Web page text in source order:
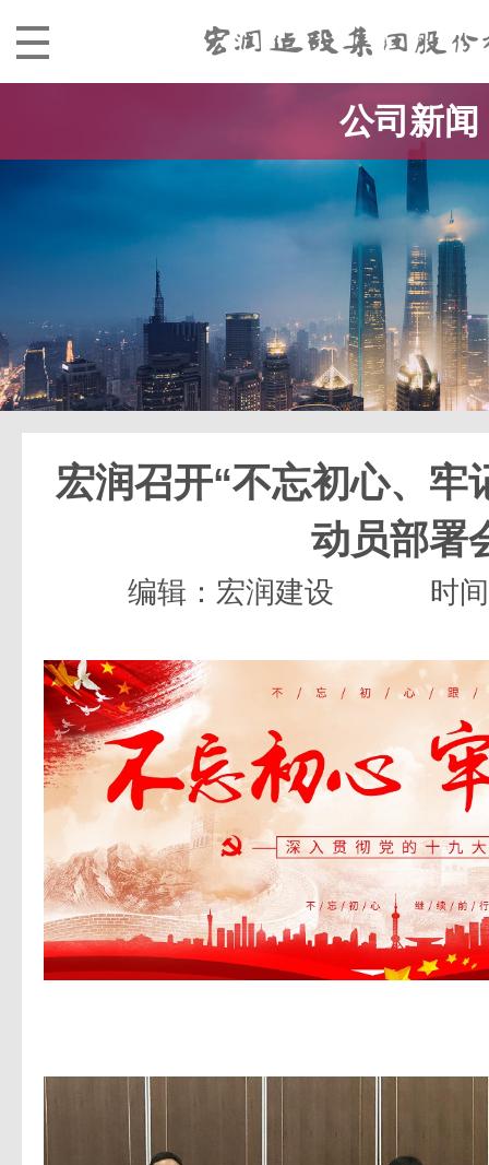
公司新闻
宏润召开“不忘初心、牢
动员部署
编辑：宏润建设 时